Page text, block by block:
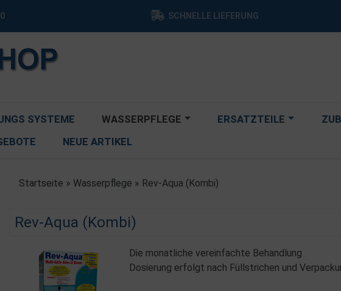
SCHNELLE LIEFERUNG
SYSTEME WASSERPFLEGE ERSATZTEILE
NEUE ARTIKEL
Startseite » Wasserpflege » Rev-Aqua (Kombi)
Rev-Aqua (Kombi)
Die monatliche vereinfachte Behandlung
Dosierung erfolgt nach Füllstrichen und